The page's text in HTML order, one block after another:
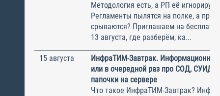
Методология есть, а РП её
Регламенты пылятся на полке, а
срываются? Приглашаем на
13 августа, где разберём, ка...
15 августа
ИнфраТИМ-Завтрак.
или в очередной раз про СОД, СУИД и
папочки на сервере
Что такое ИнфраТИМ-Завтрак?